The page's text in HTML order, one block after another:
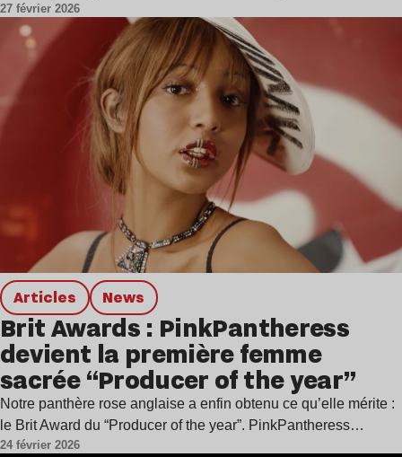
27 février 2026
Articles news
Brit Awards : PinkPantheress
devient la première femme
sacrée “Producer of the year”
Notre panthère rose anglaise a enfin obtenu ce qu’elle mérite :
le Brit Award du “Producer of the year”. PinkPantheress…
24 février 2026